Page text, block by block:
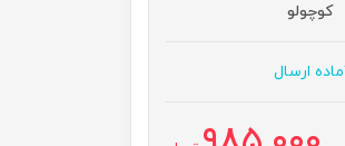
کوچولو
ارسال